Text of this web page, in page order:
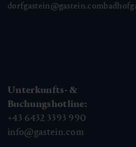
dorfgastein@gastein.com
Unterkunfts- &
Buchungshotline:
+43 6432 3393 990
info@gastein.com